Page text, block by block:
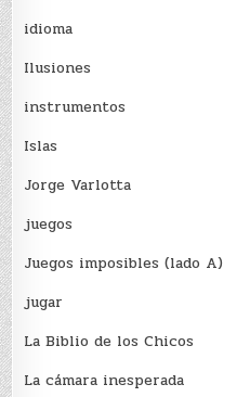
idioma
Ilusiones
instrumentos
Islas
Jorge Varlotta
juegos
Juegos imposibles (lado A)
jugar
La Biblio de los Chicos
La cámara inesperada